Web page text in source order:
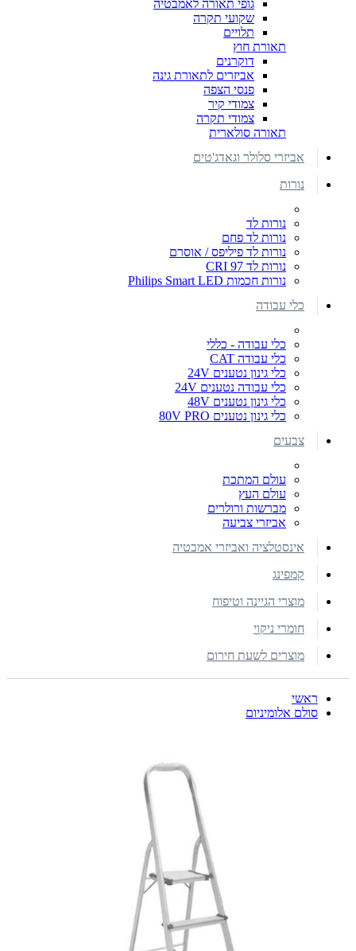
גופי תאורה לאמבטיה
שקועי תקרה
תלויים
תאורת חוץ
דוקרנים
אביזרים לתאורת גינה
פנסי הצפה
צמודי קיר
צמודי תקרה
תאורה סולארית
אביזרי סלולר וגאדג'טים
נורות
נורות לד
נורות לד פחם
נורות לד פיליפס / אוסרם
נורות לד CRI 97
נורות חכמות Philips Smart LED
כלי עבודה
כלי עבודה - כללי
כלי עבודה CAT
כלי גינון נטענים 24V
כלי עבודה נטענים 24V
כלי גינון נטענים 48V
כלי גינון נטענים 80V PRO
צבעים
עולם המתכת
עולם העץ
מברשות ורולרים
אביזרי צביעה
אינסטלציה ואביזרי אמבטיה
קמפינג
מוצרי הגיינה וטיפוח
חומרי ניקוי
מוצרים לשעת חירום
ראשי
סולם אלומיניום